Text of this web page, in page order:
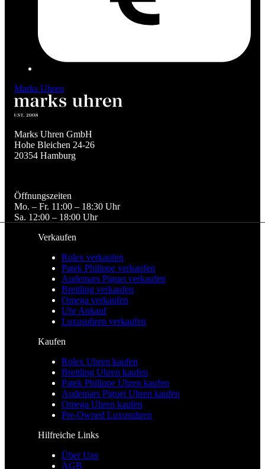
Marks Uhren
Marks Uhren GmbH
Hohe Bleichen 24-26
20354 Hamburg
Öffnungszeiten
Mo. – Fr. 11:00 – 18:30 Uhr
Sa. 12:00 – 18:00 Uhr
Verkaufen
Rolex verkaufen
Patek Philippe verkaufen
Audemars Piguet verkaufen
Breitling verkaufen
Omega verkaufen
Uhr Ankauf
Luxusuhren verkaufen
Kaufen
Rolex Uhren kaufen
Breitling Uhren kaufen
Patek Philippe Uhren kaufen
Audemars Piguet Uhren kaufen
Omega Uhren kaufen
Pre-Owned Luxusuhren
Hilfreiche Links
Über Uns
AGB